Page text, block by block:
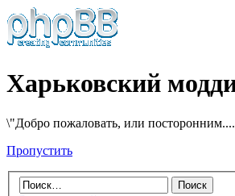
Харьковский
\"Добро пожаловать, или
Пропустить